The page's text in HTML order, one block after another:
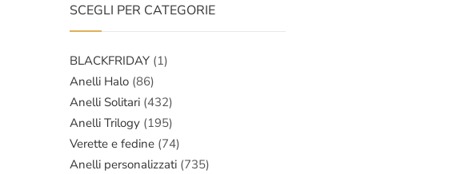
SCEGLI PER CATEGORIE
BLACKFRIDAY (1)
Anelli Halo (86)
Anelli Solitari (432)
Anelli Trilogy (195)
Verette e fedine (74)
Anelli personalizzati (735)